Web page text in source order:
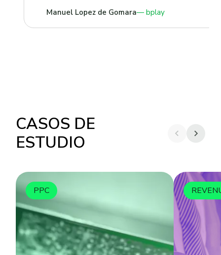
Manuel Lopez de Gomara bplay
CASOS DE
ESTUDIO
PPC